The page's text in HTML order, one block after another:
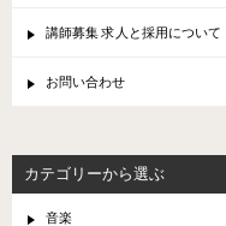
講師募集 求人と採用について
お問い合わせ
カテゴリーから選ぶ
音楽